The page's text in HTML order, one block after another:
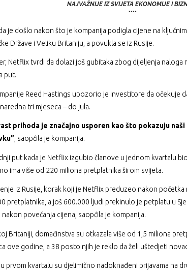
NAJVAŽNIJE IZ SVIJETA EKONOMIJE I
****
je došlo nakon što je kompanija podigla cijene na
Države i Veliku Britaniju, a povukla se iz Rusije.
Netflix tvrdi da dolazi još gubitaka zbog dijeljenja naloga
put.
Reed Hastings upozorio je investitore da očekuje
tri mjeseca – do jula.
prihoda je značajno usporen kao što pokazuju
, saopćila je kompanija.
put kada je Netflix izgubio članove u jednom kvartalu
ima više od 220 miliona pretplatnika širom svijeta.
iz Rusije, korak koji je Netflix preduzeo nakon početka
pretplatnika, a još 600.000 ljudi prekinulo je petplatu u
nakon povećanja cijena, saopćila je kompanija.
Britaniji, domaćinstva su otkazala više od 1,5 miliona
ove godine, a 38 posto njih je reklo da želi uštedjeti
u prvom kvartalu su djelimično nadoknađeni prijavama na